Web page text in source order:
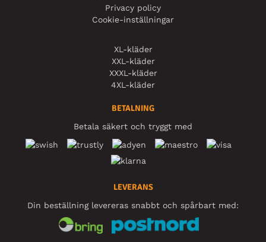
Privacy policy
Cookie-inställningar
XL-kläder
XXL-kläder
XXXL-kläder
4XL-kläder
BETALNING
Betala säkert och tryggt med
LEVERANS
Din beställning levereras snabbt och spårbart med: